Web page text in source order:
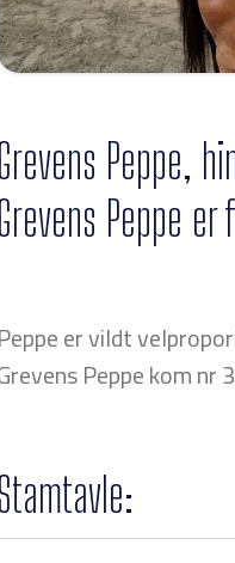
Grevens Peppe,
Grevens Peppe
Peppe er vildt
Peppe kom
Stamtavle: